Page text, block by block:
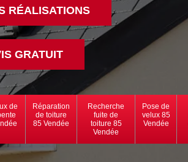
RÉALISATIONS
GRATUIT
de
Réparation
de toiture
85 Vendée
Recherche
fuite de
toiture 85
Vendée
Pose de
velux 85
Vendée